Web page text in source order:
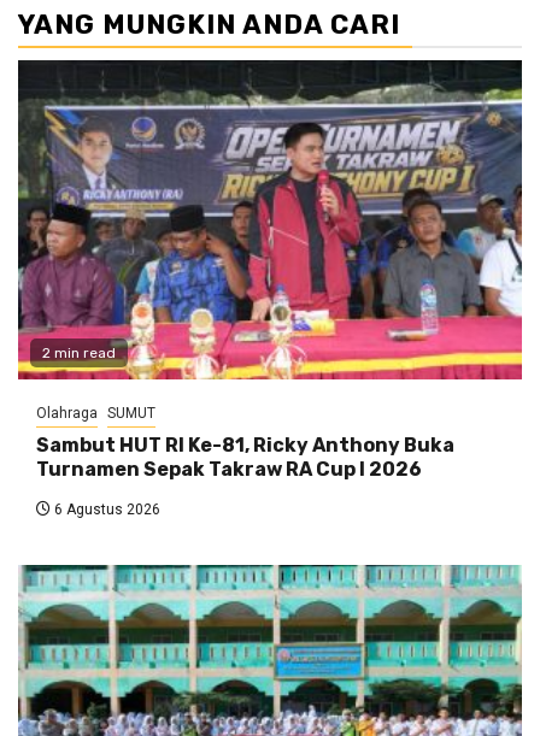
YANG MUNGKIN ANDA CARI
2 min read
Olahraga SUMUT
Sambut HUT RI Ke-81, Ricky Anthony Buka
Turnamen Sepak Takraw RA Cup I 2026
6 Agustus 2026